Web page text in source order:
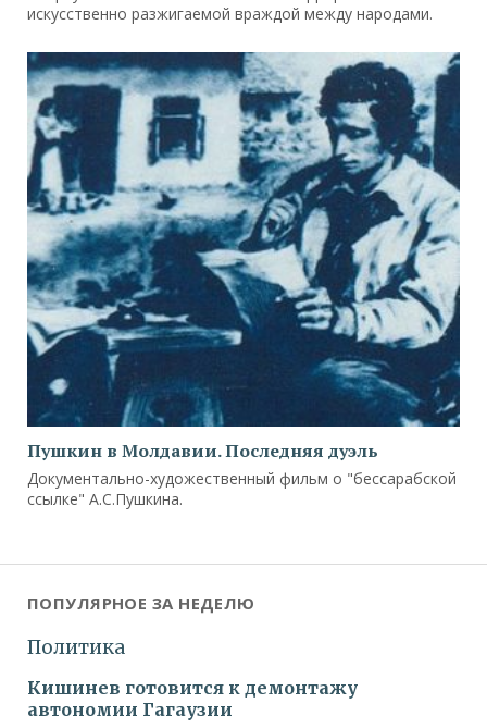
искусственно разжигаемой враждой между народами.
Пушкин в Молдавии. Последняя дуэль
Документально-художественный фильм о "бессарабской
ссылке" А.С.Пушкина.
ПОПУЛЯРНОЕ ЗА НЕДЕЛЮ